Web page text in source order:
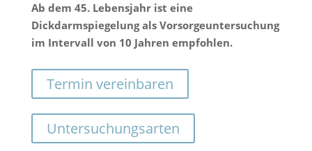
Ab dem 45. Lebensjahr ist eine
Dickdarmspiegelung als Vorsorgeuntersuchung
im Intervall von 10 Jahren empfohlen.
Termin vereinbaren
Untersuchungsarten